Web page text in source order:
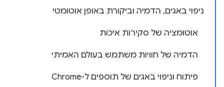
ניפוי באגים, הדמיה וביקורת באופן אוטומטי
אוטומציה של סקירות איכות
הדמיה של חוויות משתמש בעולם האמיתי
פיתוח וניפוי באגים של תוספים ל-Chrome